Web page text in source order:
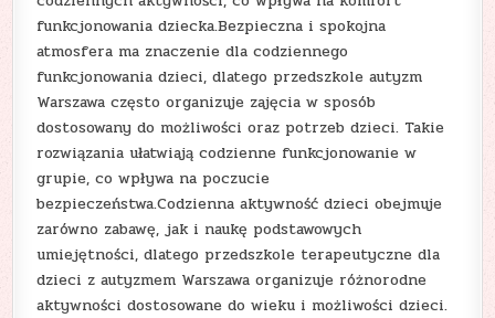
funkcjonowania dziecka.Bezpieczna i spokojna
atmosfera ma znaczenie dla codziennego
funkcjonowania dzieci, dlatego przedszkole autyzm
Warszawa często organizuje zajęcia w sposób
dostosowany do możliwości oraz potrzeb dzieci. Takie
rozwiązania ułatwiają codzienne funkcjonowanie w
grupie, co wpływa na poczucie
bezpieczeństwa.Codzienna aktywność dzieci obejmuje
zarówno zabawę, jak i naukę podstawowych
umiejętności, dlatego przedszkole terapeutyczne dla
dzieci z autyzmem Warszawa organizuje różnorodne
aktywności dostosowane do wieku i możliwości dzieci.